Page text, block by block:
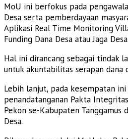
MoU ini berfokus pada
Desa serta pemberdayaan
Aplikasi Real Time Monitoring
Funding Dana Desa atau Jaga Desa.
Hal ini dirancang sebagai tindak
untuk akuntabilitas serapan dana
Lebih lanjut, pada kesempatan
penandatanganan Pakta
Pekon se-Kabupaten Tanggamus
Desa.